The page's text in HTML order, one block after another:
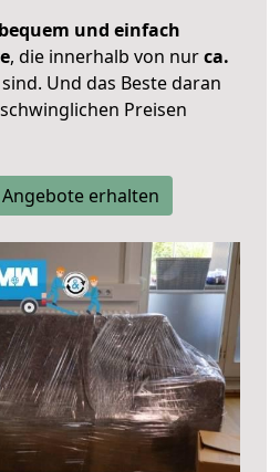
und einfach
, die innerhalb von nurca.
Und das Beste daran
Preisen
erhalten